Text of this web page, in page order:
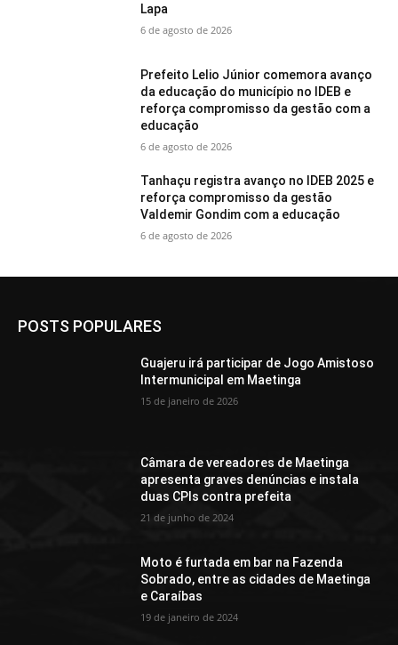
Lapa
6 de agosto de 2026
Prefeito Lelio Júnior comemora avanço
da educação do município no IDEB e
reforça compromisso da gestão com a
educação
6 de agosto de 2026
Tanhaçu registra avanço no IDEB 2025 e
reforça compromisso da gestão
Valdemir Gondim com a educação
6 de agosto de 2026
POSTS POPULARES
Guajeru irá participar de Jogo Amistoso
Intermunicipal em Maetinga
15 de janeiro de 2026
Câmara de vereadores de Maetinga
apresenta graves denúncias e instala
duas CPIs contra prefeita
21 de junho de 2024
Moto é furtada em bar na Fazenda
Sobrado, entre as cidades de Maetinga
e Caraíbas
19 de janeiro de 2024